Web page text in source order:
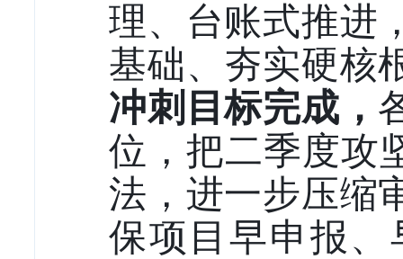
理、台账式推进
基础、夯实硬核
冲刺目标完成，
位，把二季度攻
法，进一步压缩
保项目早申报